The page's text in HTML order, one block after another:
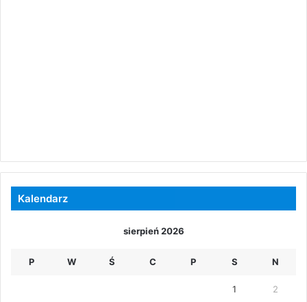
Kalendarz
sierpień 2026
P W Ś C P S N
1 2